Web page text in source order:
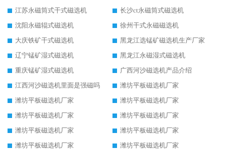
江苏永磁筒式干式磁选机
长沙ct永磁筒式磁选机
沈阳永磁辊式磁选机
徐州干式永磁磁选机
大庆铁矿干式磁选机
黑龙江选锰矿磁选机生产厂家
辽宁锰矿湿式磁选机
黑龙江永磁湿式磁选机
重庆锰矿湿式磁选机
广西河沙磁选机产品介绍
江西河沙磁选机里面是强磁吗
潍坊平板磁选机厂家
潍坊平板磁选机厂家
潍坊平板磁选机厂家
潍坊平板磁选机厂家
潍坊平板磁选机厂家
潍坊平板磁选机厂家
潍坊平板磁选机厂家
潍坊平板磁选机厂家
潍坊平板磁选机厂家